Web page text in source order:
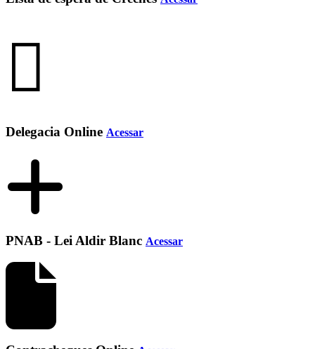
Delegacia Online Acessar
PNAB - Lei Aldir Blanc Acessar